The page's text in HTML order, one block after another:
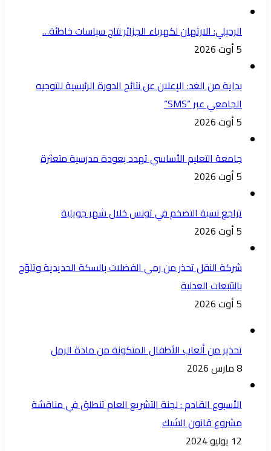
الرحيلي: الارتهان لكهرباء الجزائر نتاج سياسات خاطئة…
5 أوت 2026
بداية من الغد: الإعلان عن نتائج الدورة الرئيسية للتوجيه
الجامعي عبر “SMS”
5 أوت 2026
جامعة التعليم الأساسي تهدد بعودة مدرسية متعثرة
5 أوت 2026
تراجع نسبة التضخم في تونس خلال شهر جويلية
5 أوت 2026
شركة النقل تحذر من رمي الفضلات بالسكة الحديدية وتلوّح
بالتتبعات العدلية
5 أوت 2026
تحذير من ألعاب الأطفال المتكونة من مادة الرمل
8 مارس 2026
الأسبوع القادم : لجنة التشريع العام تنطلق في مناقشة
مشروع قانون الشيك
12 يوليو 2024